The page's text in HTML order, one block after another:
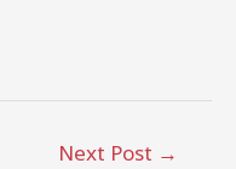
Next Post →